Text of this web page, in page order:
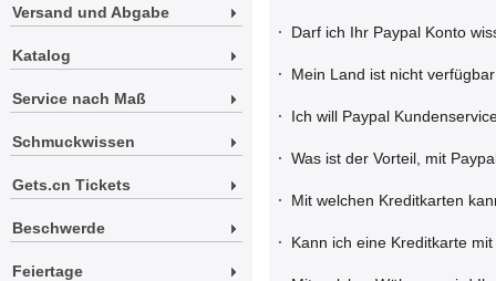
Versand und Abgabe
Katalog
Service nach Maß
Schmuckwissen
Gets.cn Tickets
Beschwerde
Feiertage
· Darf ich Ihr Paypal Konto
· Mein Land ist nicht
· Ich will Paypal
· Was ist der Vorteil, mit
· Mit welchen Kreditkarten
· Kann ich eine Kreditkarte